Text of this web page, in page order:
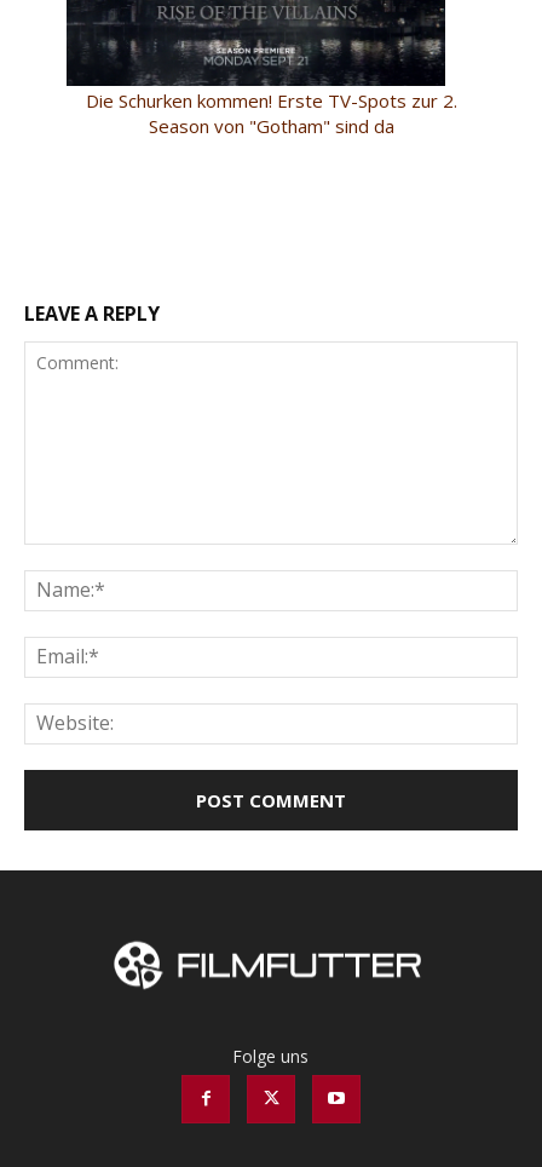
Die Schurken kommen! Erste TV-Spots zur 2.
Season von "Gotham" sind da
LEAVE A REPLY
Folge uns